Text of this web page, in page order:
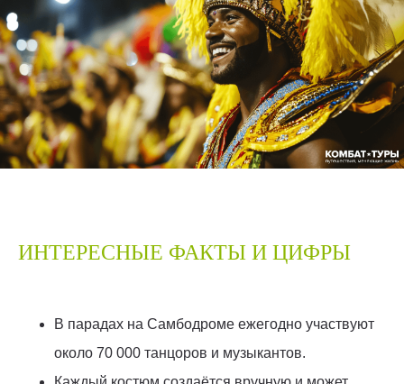
ИНТЕРЕСНЫЕ ФАКТЫ И ЦИФРЫ
В парадах на Самбодроме ежегодно участвуют
около 70 000 танцоров и музыкантов.